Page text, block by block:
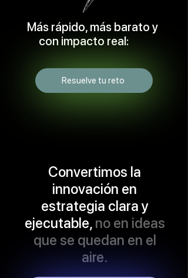
Más rápido, más barato y
con impacto real:
Resuelve tu reto
Convertimos la
innovación en
estrategia clara y
ejecutable, no en ideas
que se quedan en el
aire.